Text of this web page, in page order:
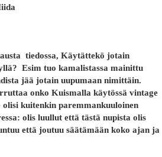
tiedossa, Käytättekö jotain
Esim tuo kamalistassa mainittu
jää jotain uupumaan nimittäin.
onko Kuismalla käytössä vintage
kuitenkin paremmankuuloinen
olis luullut että tästä nupista olis
että joutuu säätämään koko ajan ja